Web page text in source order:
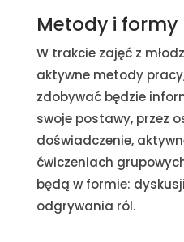
Metody i
W trakcie zajęć z
aktywne metody
zdobywać będzie
swoje postawy, przez
doświadczenie,
ćwiczeniach
będą w formie:
odgrywania ról.